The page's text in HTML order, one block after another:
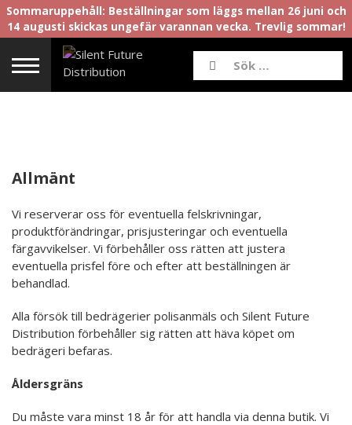
Sommaruppehåll: Beställningar som läggs mellan 26 juni och
14 augusti skickas ungefär varannan vecka. Trevlig sommar!
Allmänt
Vi reserverar oss för eventuella felskrivningar,
produktförändringar, prisjusteringar och eventuella
färgavvikelser. Vi förbehåller oss rätten att justera
eventuella prisfel före och efter att beställningen är
behandlad.
Alla försök till bedrägerier polisanmäls och Silent Future
Distribution förbehåller sig rätten att häva köpet om
bedrägeri befaras.
Åldersgräns
Du måste vara minst 18 år för att handla via denna butik. Vi